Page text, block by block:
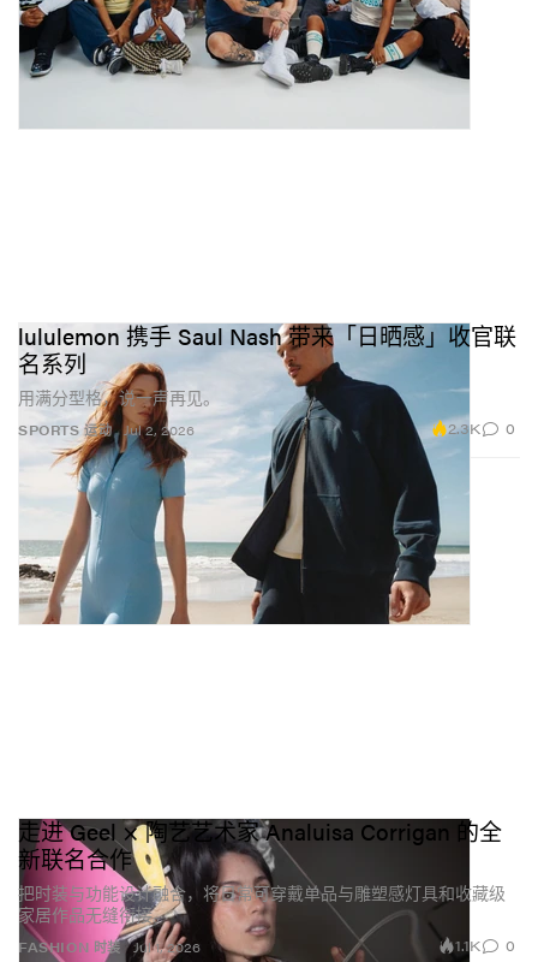
SPORTS 运动
lululemon 携手 Saul Nash 带来「日晒感」收官联
名系列
用满分型格，说一声再见。
Jul 2, 2026 2.3K 0
FASHION 时装
走进 Geel × 陶艺艺术家 Analuisa Corrigan 的全
新联名合作
把时装与功能设计融合，将日常可穿戴单品与雕塑感灯具和收藏级
家居作品无缝衔接。
Jul 1, 2026 1.1K 0